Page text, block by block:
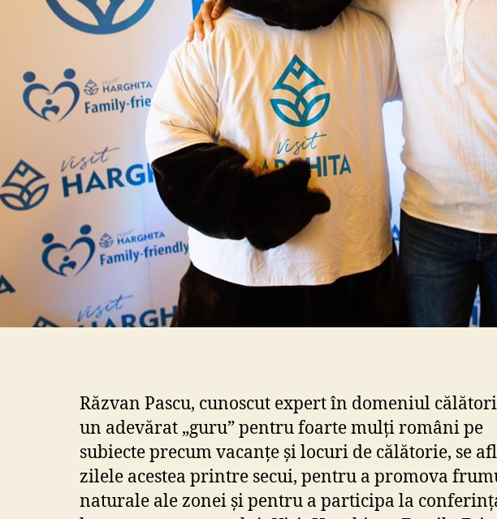
Răzvan Pascu, cunoscut expert în domeniul
un adevărat „guru” pentru foarte mulți români pe
subiecte precum vacanțe și locuri de călătorie, se
zilele acestea printre secui, pentru a promova
naturale ale zonei și pentru a participa la